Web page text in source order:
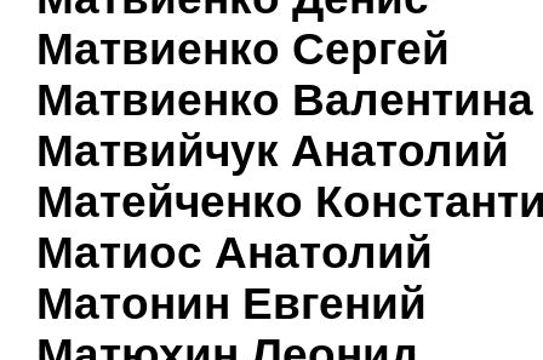
Матвиенко Сергей
Матвиенко Валентина
Матвийчук Анатолий
Матейченко
Матиос Анатолий
Матонин Евгений